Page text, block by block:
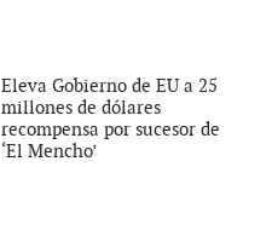
Eleva Gobierno de EU a 25
millones de dólares
recompensa por sucesor de
‘El Mencho’